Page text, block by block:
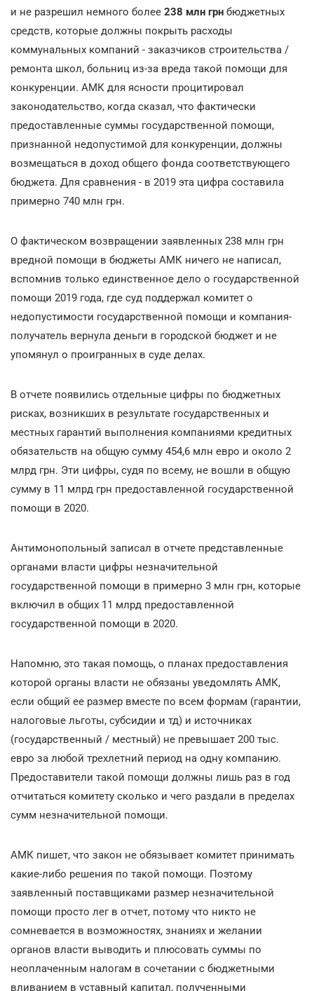
и не разрешил немного более 238 млн грн бюджетных
средств, которые должны покрыть расходы
коммунальных компаний - заказчиков строительства /
ремонта школ, больниц из-за вреда такой помощи для
конкуренции. АМК для ясности процитировал
законодательство, когда сказал, что фактически
предоставленные суммы государственной помощи,
признанной недопустимой для конкуренции, должны
возмещаться в доход общего фонда соответствующего
бюджета. Для сравнения - в 2019 эта цифра составила
примерно 740 млн грн.
О фактическом возвращении заявленных 238 млн грн
вредной помощи в бюджеты АМК ничего не написал,
вспомнив только единственное дело о государственной
помощи 2019 года, где суд поддержал комитет о
недопустимости государственной помощи и компания-
получатель вернула деньги в городской бюджет и не
упомянул о проигранных в суде делах.
В отчете появились отдельные цифры по бюджетных
рисках, возникших в результате государственных и
местных гарантий выполнения компаниями кредитных
обязательств на общую сумму 454,6 млн евро и около 2
млрд грн. Эти цифры, судя по всему, не вошли в общую
сумму в 11 млрд грн предоставленной государственной
помощи в 2020.
Антимонопольный записал в отчете представленные
органами власти цифры незначительной
государственной помощи в примерно 3 млн грн, которые
включил в общих 11 млрд предоставленной
государственной помощи в 2020.
Напомню, это такая помощь, о планах предоставления
которой органы власти не обязаны уведомлять АМК,
если общий ее размер вместе по всем формам (гарантии,
налоговые льготы, субсидии и тд) и источниках
(государственный / местный) не превышает 200 тыс.
евро за любой трехлетний период на одну компанию.
Предоставители такой помощи должны лишь раз в год
отчитаться комитету сколько и чего раздали в пределах
сумм незначительной помощи.
АМК пишет, что закон не обязывает комитет принимать
какие-либо решения по такой помощи. Поэтому
заявленный поставщиками размер незначительной
помощи просто лег в отчет, потому что никто не
сомневается в возможностях, знаниях и желании
органов власти выводить и плюсовать суммы по
неоплаченным налогам в сочетании с бюджетными
вливанием в уставный капитал, полученными